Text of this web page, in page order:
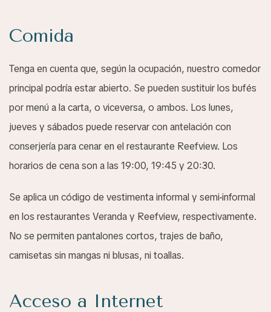
Comida
Tenga en cuenta que, según la ocupación, nuestro comedor
principal podría estar abierto. Se pueden sustituir los bufés
por menú a la carta, o viceversa, o ambos. Los lunes,
jueves y sábados puede reservar con antelación con
conserjería para cenar en el restaurante Reefview. Los
horarios de cena son a las 19:00, 19:45 y 20:30.
Se aplica un código de vestimenta informal y semi-informal
en los restaurantes Veranda y Reefview, respectivamente.
No se permiten pantalones cortos, trajes de baño,
camisetas sin mangas ni blusas, ni toallas.
Acceso a Internet